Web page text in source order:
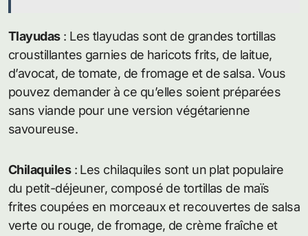
Tlayudas: Les tlayudas sont de grandes tortillas
croustillantes garnies de haricots frits, de laitue,
d’avocat, de tomate, de fromage et de salsa. Vous
pouvez demander à ce qu’elles soient préparées
sans viande pour une version végétarienne
savoureuse.
Chilaquiles: Les chilaquiles sont un plat populaire
du petit-déjeuner, composé de tortillas de maïs
frites coupées en morceaux et recouvertes de salsa
verte ou rouge, de fromage, de crème fraîche et